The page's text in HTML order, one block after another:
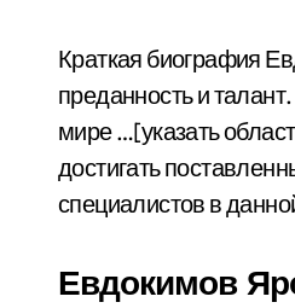
Краткая биография
преданность и
мире …[указать
достигать
специалистов в
Евдокимов